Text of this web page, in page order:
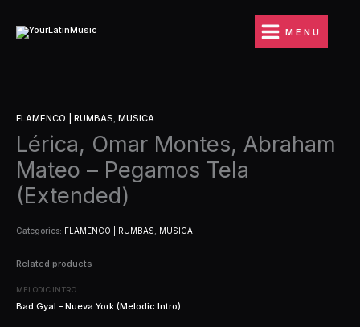
contenido
MENU
FLAMENCO | RUMBAS, MUSICA
Lérica, Omar Montes, Abraham
Mateo – Pegamos Tela
(Extended)
Categories: FLAMENCO | RUMBAS, MUSICA
Related products
MELODIC INTRO
Bad Gyal – Nueva York (Melodic Intro)